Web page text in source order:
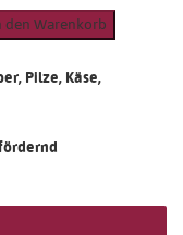
Pilze, Käse,